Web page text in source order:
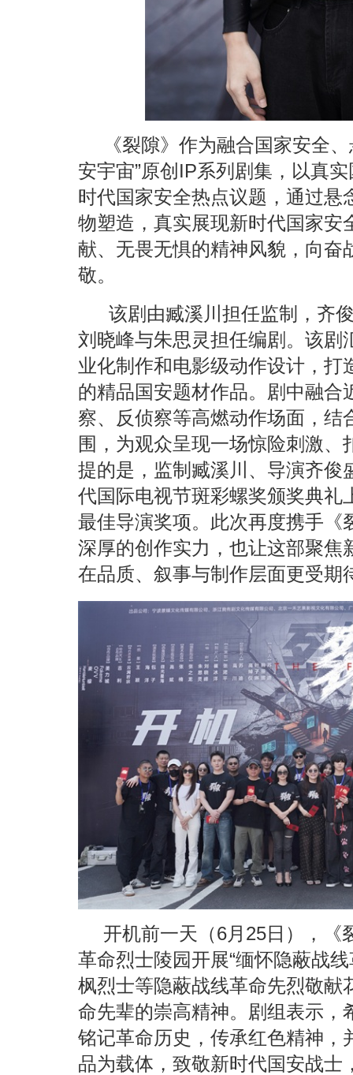
《裂隙》作为融合国家安全
安宇宙”原创IP系列剧集，以真
时代国家安全热点议题，通过悬
物塑造，真实展现新时代国家安
献、无畏无惧的精神风貌，向奋
敬。
该剧由臧溪川担任监制，齐
刘晓峰与朱思灵担任编剧。该剧
业化制作和电影级动作设计，打
的精品国安题材作品。剧中融合
察、反侦察等高燃动作场面，结
围，为观众呈现一场惊险刺激
提的是，监制臧溪川、导演齐俊
代国际电视节斑彩螺奖颁奖典礼
最佳导演奖项。此次再度携手《
深厚的创作实力，也让这部聚焦
在品质、叙事与制作层面更受期
开机前一天（6月25日），《
革命烈士陵园开展“缅怀隐蔽战
枫烈士等隐蔽战线革命先烈敬献
命先辈的崇高精神。剧组表示，
铭记革命历史，传承红色精神，
品为载体，致敬新时代国安战士